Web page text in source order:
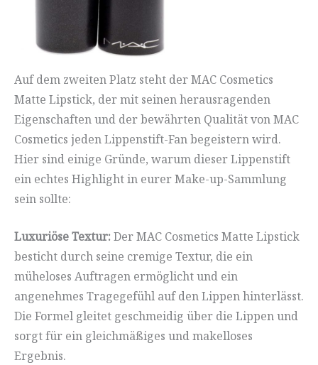
Auf dem zweiten Platz steht der MAC Cosmetics
Matte Lipstick, der mit seinen herausragenden
Eigenschaften und der bewährten Qualität von MAC
Cosmetics jeden Lippenstift-Fan begeistern wird.
Hier sind einige Gründe, warum dieser Lippenstift
ein echtes Highlight in eurer Make-up-Sammlung
sein sollte:
Luxuriöse Textur: Der MAC Cosmetics Matte Lipstick
besticht durch seine cremige Textur, die ein
müheloses Auftragen ermöglicht und ein
angenehmes Tragegefühl auf den Lippen hinterlässt.
Die Formel gleitet geschmeidig über die Lippen und
sorgt für ein gleichmäßiges und makelloses
Ergebnis.